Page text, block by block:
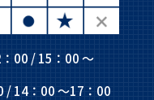
00 / 15：00 ～
/ 14：00 ～17：00